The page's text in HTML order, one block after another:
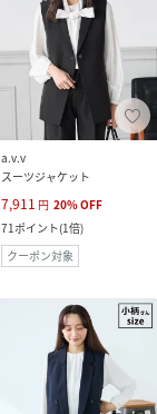
a.v.v
スーツジャケット
7,911 円 20%OFF
71ポイント(1倍)
クーポン対象